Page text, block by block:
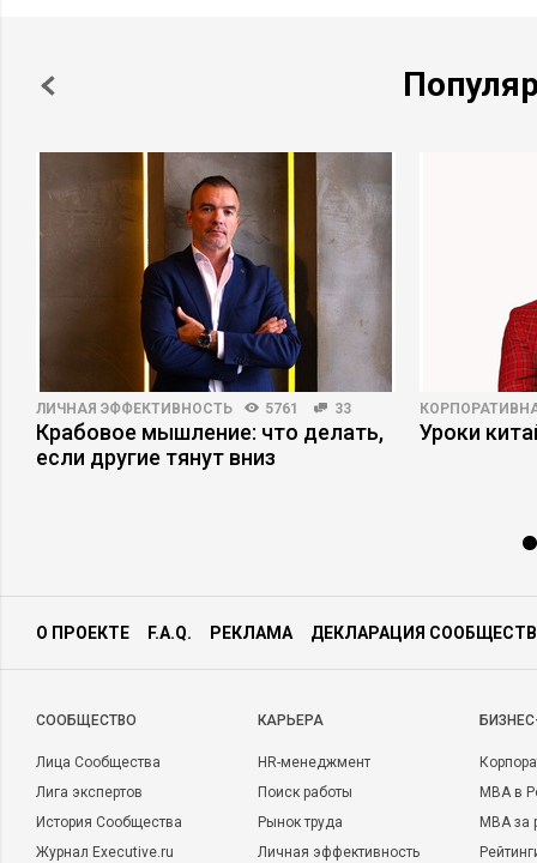
ЛИЧНАЯ ЭФФЕКТИВНОСТЬ 5761 33
Крабовое мышление: что делать,
если другие тянут вниз
Уроки
О ПРОЕКТЕ F.A.Q. РЕКЛАМА ДЕКЛАРАЦИЯ
CООБЩЕСТВО
Лица Сообщества
Лига экспертов
История Сообщества
Журнал Executive.ru
КАРЬЕРА
HR-менеджмент
Поиск работы
Рынок труда
Личная эффективность
MBA в
MBA